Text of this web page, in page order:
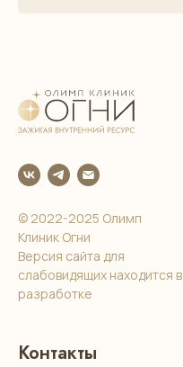
© 2022-2025 Олимп
Клиник Огни
Версия сайта для
слабовидящих находится в
разработке
Контакты